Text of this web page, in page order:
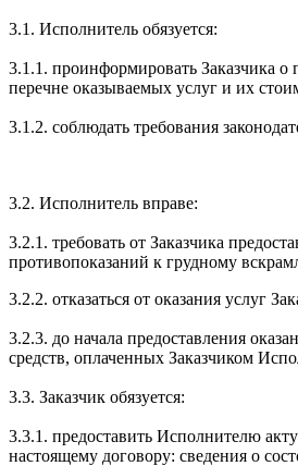
3.1. Исполнитель обязуется:
3.1.1. проинформировать Заказчика о
перечне оказываемых услуг и их
3.1.2. соблюдать требования
3.2. Исполнитель вправе:
3.2.1. требовать от Заказчика
противопоказаний к грудному
3.2.2. отказаться от оказания услуг
3.2.3. до начала предоставления
средств, оплаченных Заказчиком
3.3. Заказчик обязуется:
3.3.1. предоставить Исполнителю
настоящему договору: сведения о